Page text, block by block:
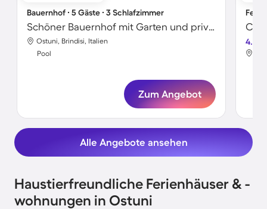
Bauernhof ∙ 5 Gäste ∙ 3 Schlafzimmer
Schöner Bauernhof mit Garten und privatem Pool
Ostuni, Brindisi, Italien
Pool
Zum Angebot
4.0
Alle Angebote ansehen
Haustierfreundliche Ferienhäuser & -
wohnungen in Ostuni